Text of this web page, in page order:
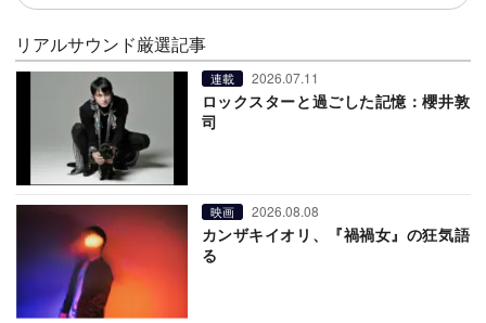
リアルサウンド厳選記事
連載 2026.07.11
ロックスターと過ごした記憶：櫻井敦
司
映画 2026.08.08
カンザキイオリ、『禍禍女』の狂気語
る